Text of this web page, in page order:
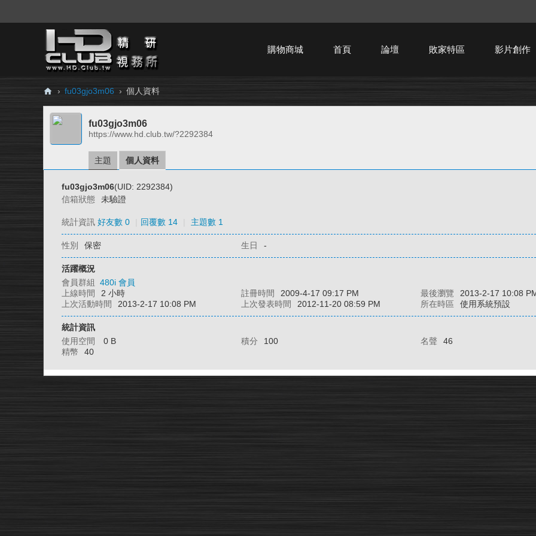
購物商城 首頁 論壇 敗家特區 影片創作
H
Cl
› fu03gjo3m06 › 個人資料
fu03gjo3m06
https://www.hd.club.tw/?2292384
主題 個人資料
fu03gjo3m06(UID: 2292384)
信箱狀態
未驗證
統計資訊 好友數 0 回覆數 14 主題數 1
性別 保密 生日 -
活躍概況
會員群組 480i 會員
上線時間
2 小時 註冊時間 2009-4-17 09:17 PM 最後瀏覽
2013-2-17 10:08
上次活動時間
2013-2-17 10:08 PM 上次發表時間 2012-11-20 08:59 PM 所在時區 使用系統預設
統計資訊
使用空間
0 B 積分 100 名聲
46
精幣
40